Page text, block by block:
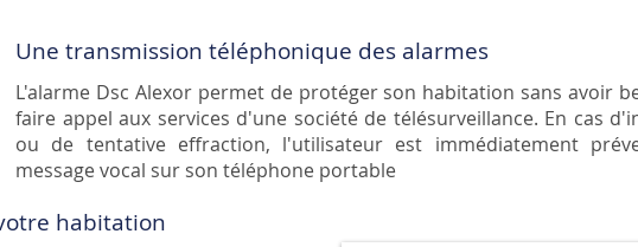
Une transmission téléphonique des alarmes
L'alarme Dsc Alexor permet de protéger son habitation sans avoir
faire appel aux services d'une société de télésurveillance. En cas
ou de tentative effraction, l'utilisateur est immédiatement
message vocal sur son téléphone portable
habitation